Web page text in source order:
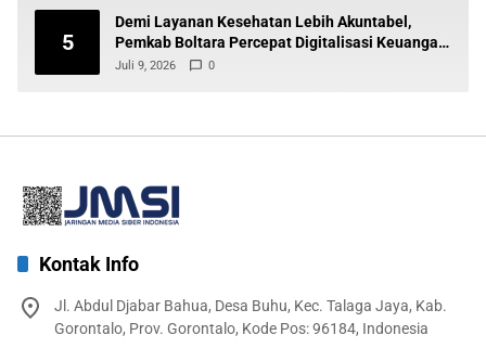
5
Demi Layanan Kesehatan Lebih Akuntabel,
Pemkab Boltara Percepat Digitalisasi Keuangan
BLUD
Juli 9, 2026 0
Kontak Info
Jl. Abdul Djabar Bahua, Desa Buhu, Kec. Talaga Jaya, Kab.
Gorontalo, Prov. Gorontalo, Kode Pos: 96184, Indonesia